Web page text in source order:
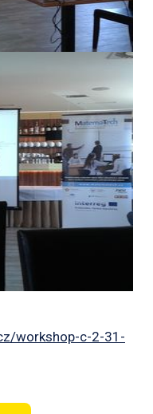
workshop-c-2-31-